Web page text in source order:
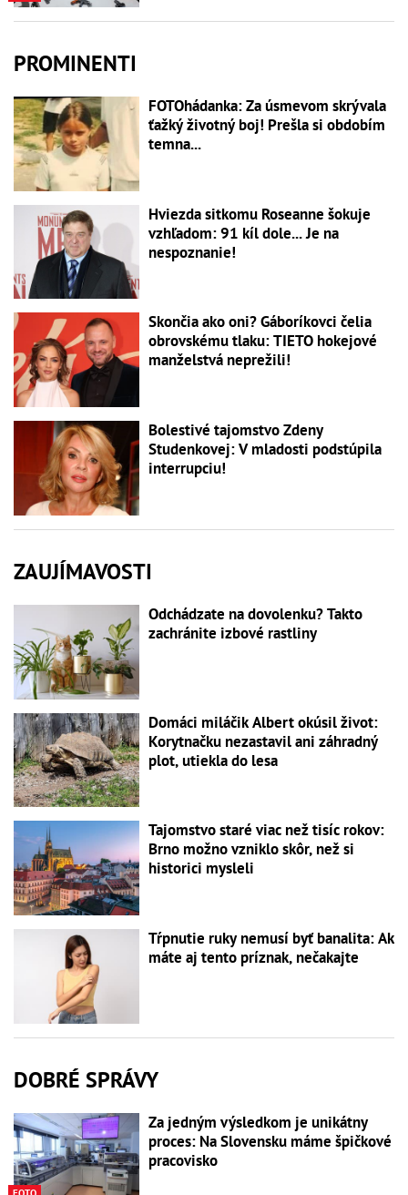
PROMINENTI
FOTOhádanka: Za úsmevom skrývala
ťažký životný boj! Prešla si obdobím
temna...
Hviezda sitkomu Roseanne šokuje
vzhľadom: 91 kíl dole... Je na
nespoznanie!
Skončia ako oni? Gáboríkovci čelia
obrovskému tlaku: TIETO hokejové
manželstvá neprežili!
Bolestivé tajomstvo Zdeny
Studenkovej: V mladosti podstúpila
interrupciu!
ZAUJÍMAVOSTI
Odchádzate na dovolenku? Takto
zachránite izbové rastliny
Domáci miláčik Albert okúsil život:
Korytnačku nezastavil ani záhradný
plot, utiekla do lesa
Tajomstvo staré viac než tisíc rokov:
Brno možno vzniklo skôr, než si
historici mysleli
Tŕpnutie ruky nemusí byť banalita: Ak
máte aj tento príznak, nečakajte
DOBRÉ SPRÁVY
Za jedným výsledkom je unikátny
proces: Na Slovensku máme špičkové
pracovisko